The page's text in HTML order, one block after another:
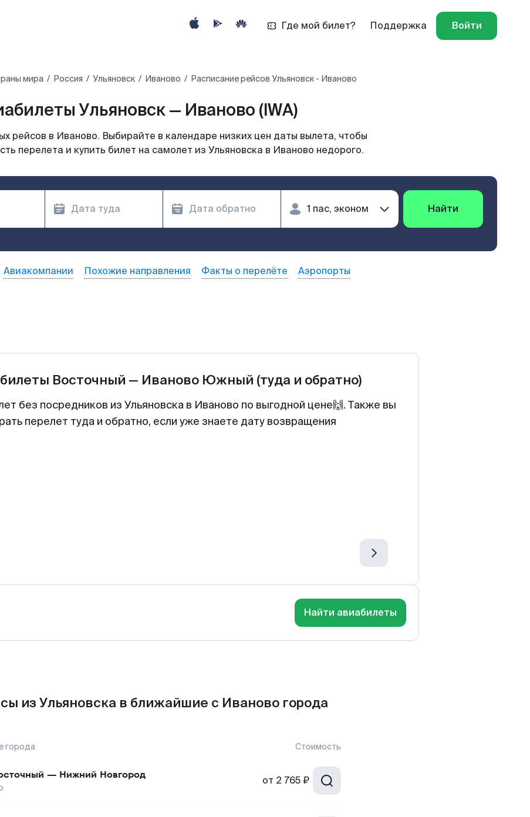
Где мой билет? Поддержка Войти
мира Россия Ульяновск Иваново Расписание рейсов Ульяновск - Иваново
Ульяновск — Иваново (IWA)
рейсов в Иваново. Выбирайте в календаре низких цен даты вылета, чтобы
перелета и купить билет на самолет из Ульяновска в Иваново недорого.
Найти
Авиакомпании Похожие направления Факты о перелёте Аэропорты
Восточный — Иваново Южный (туда и обратно)
без посредников из Ульяновска в Иваново по выгодной цене🙌. Также вы
перелет туда и обратно, если уже знаете дату возвращения
Найти авиабилеты
из Ульяновска в ближайшие с Иваново города
города Стоимость
— Нижний Новгород от 2 765 ₽